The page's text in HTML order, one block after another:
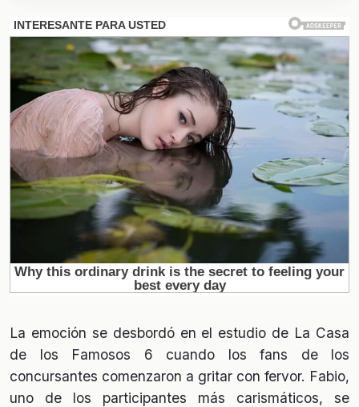
La emoción se desbordó en el estudio de La Casa
de los Famosos 6 cuando los fans de los
concursantes comenzaron a gritar con fervor. Fabio,
uno de los participantes más carismáticos, se